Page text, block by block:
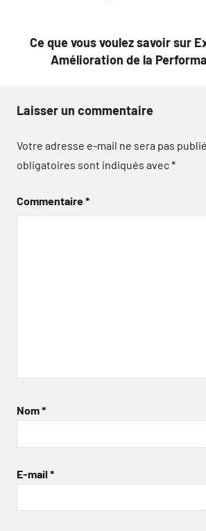
Ce que vous voulez savoir sur
Amélioration de la
Laisser un commentaire
Votre adresse e-mail ne sera pas
obligatoires sont indiqués avec*
Commentaire*
Nom*
E-mail *